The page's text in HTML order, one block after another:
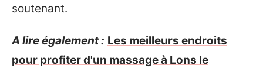
soutenant.
A lire également : Les meilleurs endroits
pour profiter d'un massage à Lons le